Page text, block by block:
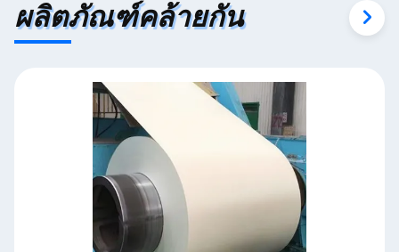
ผลิตภัณฑ์คล้ายกัน